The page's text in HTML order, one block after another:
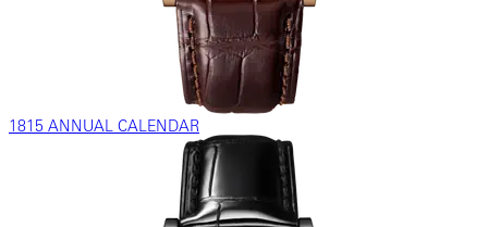
1815 ANNUAL CALENDAR